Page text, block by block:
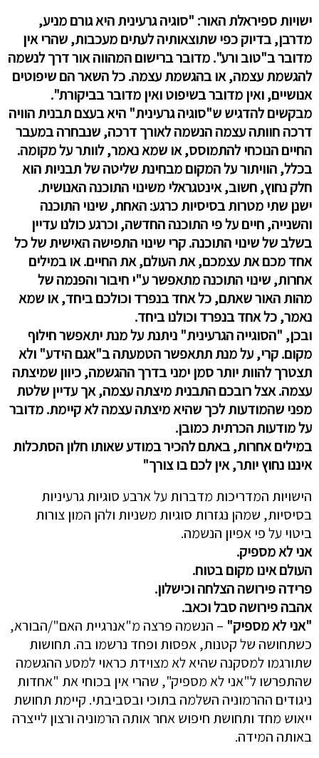
ישויות ספיראלת האור: "סוגיה גרעינית היא גורם מניע,
מדרבן, בדיוק כפי שתוצאותיה לעתים מעכבות, שהרי אין
מדובר ב"טוב ורע". מדובר ברישום המהווה אור דרך לנשמה
להגשמת עצמה, או בהגשמת עצמה. כל השאר הם שיפוטים
אנושיים, ואין מדובר בשיפוט ואין מדובר בביקורת".
מבקשים להדגיש ש"סוגיה גרעינית" היא בעצם תבנית הוויה
דרכה חוותה עצמה הנשמה לאורך דרכה, שנבחרה במעבר
החיים הנוכחי להתמוסס, או שמא נאמר, לוותר על מקומה.
בכלל, הוויתור על המקום מבחינת שליטה של תבניות הוא
חלק נחוץ, חשוב, אינטגראלי משינוי התוכנה האנושית.
ישנן שתי מטרות בסיסיות כרגע: האחת, שינוי התוכנה
והשנייה, חיים על פי התוכנה החדשה, וכרגע כולנו עדיין
בשלב של שינוי התוכנה. קרי שינוי התפישה האישית של כל
אחד מכם את עצמכם, את העולם, את החיים. או במילים
אחרות, שינוי התוכנה מתאפשר ע"י חיבור והפנמה של
מהות האור שאתם, כל אחד בנפרד וכולכם ביחד, או שמא
נאמר, כל אחד בנפרד וכולנו ביחד.
ובכן, "הסוגייה הגרעינית" ניתנת על מנת יתאפשר חילוף
מקום. קרי, על מנת תתאפשר הטמעתה ב"אגם הידע" ולא
תצטרך להוות יותר סמן ימני בדרך ההגשמה, כיוון שמיצתה
עצמה. אצל רובכם התבנית מיצתה עצמה, אך עדיין שלטת
מפני שהמודעות לכך שהיא מיצתה עצמה לא קיימת. מדובר
על מודעות הכרתית כמובן.
במילים אחרות, באתם להכיר במודע שאותו חלון הסתכלות
איננו נחוץ יותר, אין לכם בו צורך"
הישויות המדריכות מדברות על ארבע סוגיות גרעיניות
בסיסיות, שמהן נגזרות סוגיות משניות ולהן המון צורות
ביטוי על פי אפיון הנשמה.
אני לא מספיק.
העולם אינו מקום בטוח.
פרידה פירושה הצלחה וכישלון.
אהבה פירושה סבל וכאב.
"אני לא מספיק" – הנשמה פרצה מ"אנרגיית האם"/הבורא,
כשתחושה של קטנות, אפסות ופחד נרשמו בה. תחושות
שתורגמו למסקנה שהיא לא מצוידת כראוי למסע ההגשמה
שהתפרשו ל"אני לא מספיק", שהרי אין בכוחי את "אחדות
ניגודים ההרמוניה השלמה בתוכי ובסביבתי. קיימת תחושת
ייאוש מחד ותחושת חיפוש אחר אותה הרמוניה ורצון לייצרה
באותה המידה.